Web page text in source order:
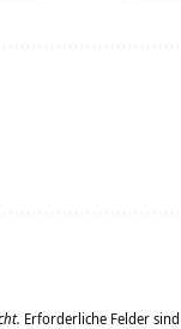
Erforderliche Felder